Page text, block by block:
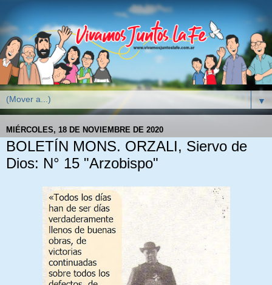
▼
MIÉRCOLES, 18 DE NOVIEMBRE DE 2020
BOLETÍN MONS. ORZALI, Siervo de
Dios: N° 15 "Arzobispo"